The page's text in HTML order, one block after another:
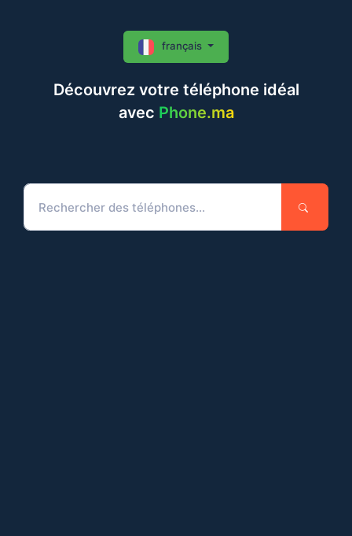
Découvrez votre téléphone idéal
avec Phone.ma
français